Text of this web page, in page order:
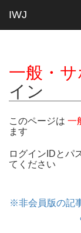
IWJ
一般・
イン
このページは 一
ます
ログインIDとパ
てください
※非会員版の記